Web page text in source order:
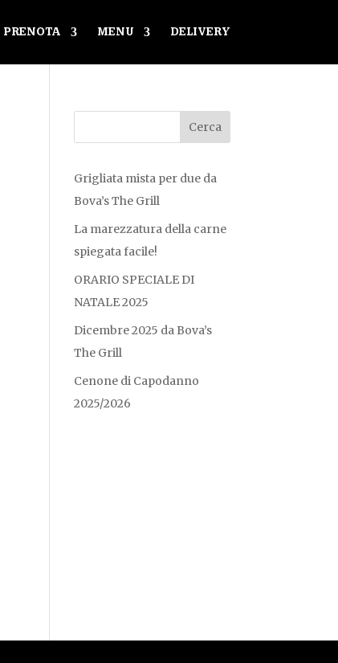
PRENOTA MENU DELIVERY
Grigliata mista per due da
Bova’s The Grill
La marezzatura della carne
spiegata facile!
ORARIO SPECIALE DI
NATALE 2025
Dicembre 2025 da Bova’s
The Grill
Cenone di Capodanno
2025/2026